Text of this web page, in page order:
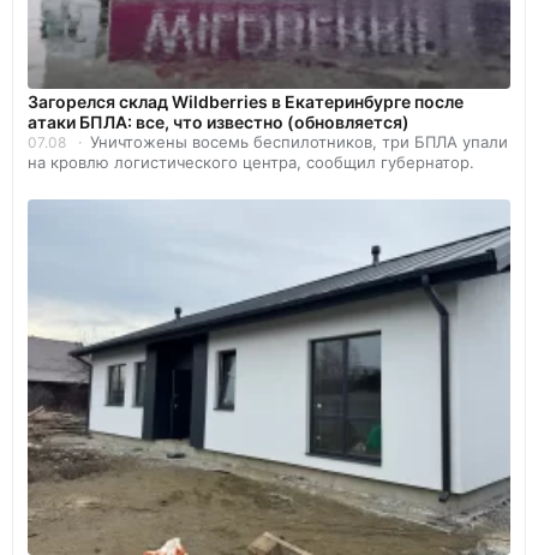
Загорелся склад Wildberries в Екатеринбурге после
атаки БПЛА: все, что известно (обновляется)
07.08
Уничтожены восемь беспилотников, три БПЛА упали
на кровлю логистического центра, сообщил губернатор.